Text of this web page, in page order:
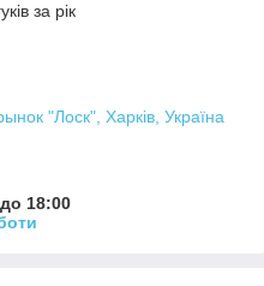
за рік
"Лоск", Харків, Україна
18:00